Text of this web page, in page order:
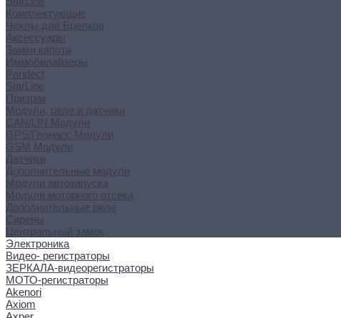
Комплектующие
Чехлы для Брелков
Аксессуары
Замки капота
Иммобилайзеры
Pandect
StarLine
Призрак
Модули, реле и датчики
CAN/LIN Модули
GPS/Глонасс Модули
GSM Модули
Датчики
Дополнительные модули
Модули автозапуска
Модули моторного отсека
Дополнительные реле
Сирены
Центральный замок
Электроника
Видео- регистраторы
ЗЕРКАЛА-видеорегистраторы
МОТО-регистраторы
Akenori
Axiom